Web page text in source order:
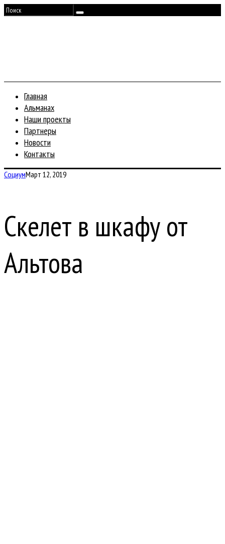
Главная
Альманах
Наши проекты
Партнеры
Новости
Контакты
СоциумМарт 12, 2019
Скелет в шкафу от
Альтова